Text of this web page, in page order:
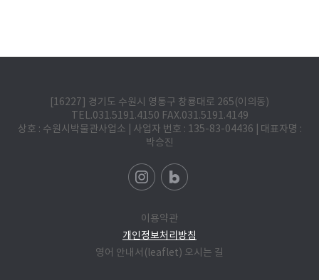
[16227] 경기도 수원시 영통구 창룡대로 265(이의동)
TEL.031.5191.4150 FAX.031.5191.4149
상호 : 수원시박물관사업소 | 사업자 번호 : 135-83-04436 | 대표자명 :
박승진
이용약관
개인정보처리방침
영어 안내서(leaflet) 오시는 길